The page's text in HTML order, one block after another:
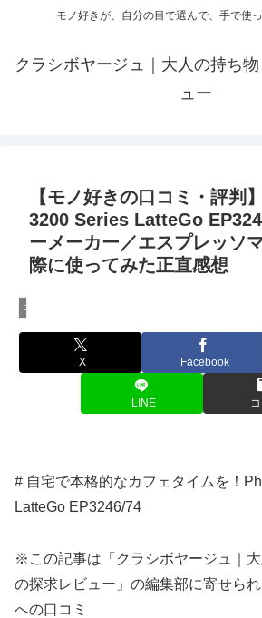
モノ好きが、自分の目で選んで、手で使
クラシボヤージュ｜大人の持ち
ュー
【モノ好きの口コミ・評判
3200 Series LatteGo
ーメーカー／エスプレッソ
際に使ってみた正直感想
コーヒーメーカーのレビュー
X Facebook
LINE
# 自宅で本格的なカフェタイムを！
LatteGo EP3246/74
※この記事は「クラシボヤージュ｜
の探求レビュー」の編集部に寄せら
への口コミ